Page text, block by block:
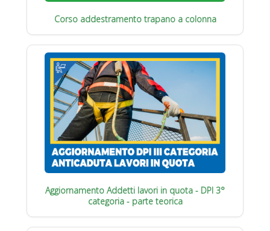
Corso addestramento trapano a colonna
Aggiornamento Addetti lavori in quota - DPI 3°
categoria - parte teorica